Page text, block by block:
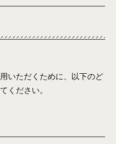
いただくために、以下のど
ください。